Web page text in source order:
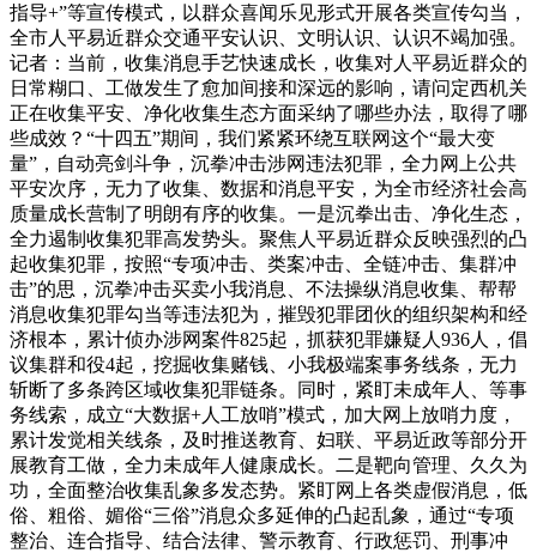
指导+”等宣传模式，以群众喜闻乐见形式开展各类宣传勾当，
全市人平易近群众交通平安认识、文明认识、认识不竭加强。
记者：当前，收集消息手艺快速成长，收集对人平易近群众的
日常糊口、工做发生了愈加间接和深远的影响，请问定西机关
正在收集平安、净化收集生态方面采纳了哪些办法，取得了哪
些成效？“十四五”期间，我们紧紧环绕互联网这个“最大变
量”，自动亮剑斗争，沉拳冲击涉网违法犯罪，全力网上公共
平安次序，无力了收集、数据和消息平安，为全市经济社会高
质量成长营制了明朗有序的收集。一是沉拳出击、净化生态，
全力遏制收集犯罪高发势头。聚焦人平易近群众反映强烈的凸
起收集犯罪，按照“专项冲击、类案冲击、全链冲击、集群冲
击”的思，沉拳冲击买卖小我消息、不法操纵消息收集、帮帮
消息收集犯罪勾当等违法犯为，摧毁犯罪团伙的组织架构和经
济根本，累计侦办涉网案件825起，抓获犯罪嫌疑人936人，倡
议集群和役4起，挖掘收集赌钱、小我极端案事务线条，无力
斩断了多条跨区域收集犯罪链条。同时，紧盯未成年人、等事
务线索，成立“大数据+人工放哨”模式，加大网上放哨力度，
累计发觉相关线条，及时推送教育、妇联、平易近政等部分开
展教育工做，全力未成年人健康成长。二是靶向管理、久久为
功，全面整治收集乱象多发态势。紧盯网上各类虚假消息，低
俗、粗俗、媚俗“三俗”消息众多延伸的凸起乱象，通过“专项
整治、连合指导、结合法律、警示教育、行政惩罚、刑事冲